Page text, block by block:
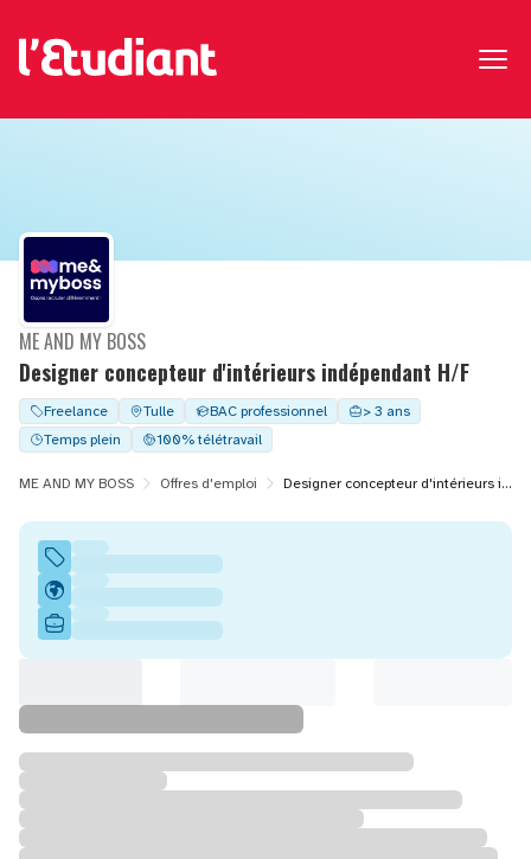
Designer concepteur d'intérieurs indépendant H/F
ME AND MY BOSS
Freelance Tulle BAC professionnel
> 3 ans
Temps plein
100% télétravail
ME AND MY BOSS Offres d'emploi Designer concepteur d'intérieurs indépendant H/F